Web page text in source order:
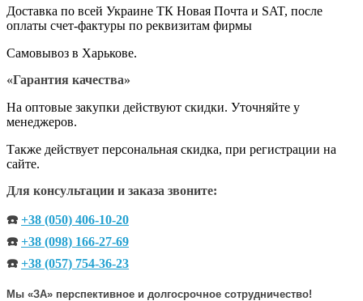
Доставка по всей Украине ТК Новая Почта и SAT, после
оплаты счет-фактуры по реквизитам фирмы
Самовывоз в Харькове.
«Гарантия качества»
На оптовые закупки действуют скидки. Уточняйте у
менеджеров.
Также действует персональная скидка, при регистрации на
сайте.
Для консультации и заказа звоните:
☎️ +38 (050) 406-10-20
☎️ +38 (098) 166-27-69
☎️ +38 (057) 754-36-23
Мы «ЗА» перспективное и долгосрочное сотрудничество!